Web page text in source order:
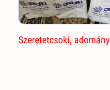
Szeretetcsoki, adomány